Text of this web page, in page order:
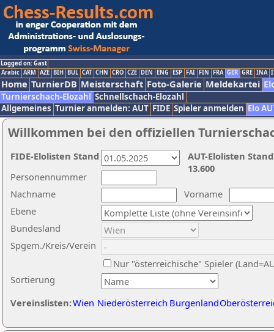
Logged on: Gast
Arabic ARM AZE BIH BUL CAT CHN CRO CZE DEN ENG ESP FAI FIN FRA GER GRE INA
Home TurnierDB Meisterschaft Foto-Galerie Meldekartei
Turnierschach-Elozahl Schnellschach-Elozahl
Allgemeines Turnier anmelden: AUT FIDE Spieler anmelden Elo
Willkommen bei den offiziellen
Nachname
Vorname
Ebene
Sortierung
Personennummer
Bundesland
Spgem./Kreis/Verein
Nur "österreichische" Spieler
Vereinslisten:Wien Niederösterreich Burgenland
AUT-Elolisten
13.600
FIDE-Elolisten Stand